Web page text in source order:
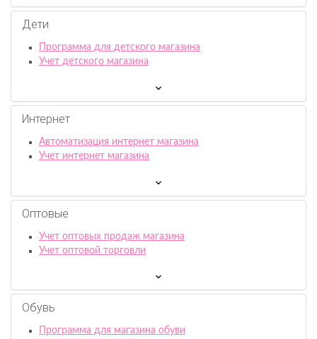
Дети
Программа для детского магазина
Учет детского магазина
Интернет
Автоматизация интернет магазина
Учет интернет магазина
Оптовые
Учет оптовых продаж магазина
Учет оптовой торговли
Обувь
Программа для магазина обуви